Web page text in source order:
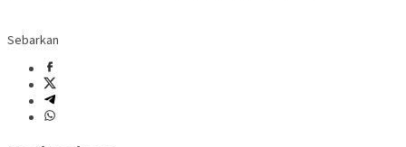
Sebarkan